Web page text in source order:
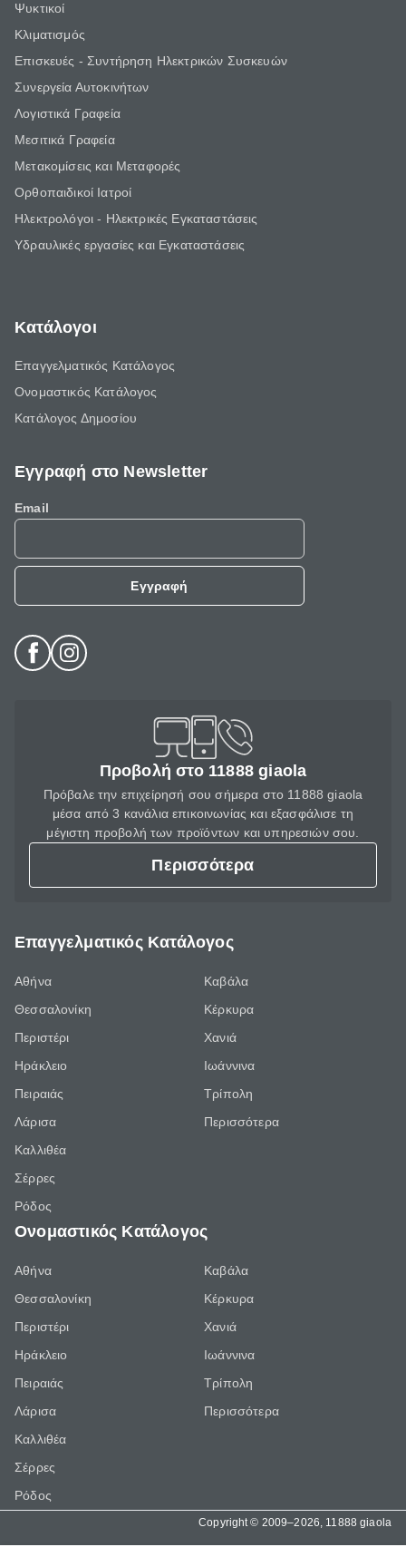
Ψυκτικοί
Κλιματισμός
Επισκευές - Συντήρηση Ηλεκτρικών Συσκευών
Συνεργεία Αυτοκινήτων
Λογιστικά Γραφεία
Μεσιτικά Γραφεία
Μετακομίσεις και Μεταφορές
Ορθοπαιδικοί Ιατροί
Ηλεκτρολόγοι - Ηλεκτρικές Εγκαταστάσεις
Υδραυλικές εργασίες και Εγκαταστάσεις
Κατάλογοι
Επαγγελματικός Κατάλογος
Ονομαστικός Κατάλογος
Κατάλογος Δημοσίου
Εγγραφή στο Newsletter
Email
Εγγραφή
Προβολή στο 11888 giaola
Πρόβαλε την επιχείρησή σου σήμερα στο 11888 giaola
μέσα από 3 κανάλια επικοινωνίας και εξασφάλισε τη
μέγιστη προβολή των προϊόντων και υπηρεσιών σου.
Περισσότερα
Επαγγελματικός Κατάλογος
Αθήνα
Θεσσαλονίκη
Περιστέρι
Ηράκλειο
Πειραιάς
Λάρισα
Καλλιθέα
Σέρρες
Ρόδος
Καβάλα
Κέρκυρα
Χανιά
Ιωάννινα
Τρίπολη
Περισσότερα
Ονομαστικός Κατάλογος
Αθήνα
Θεσσαλονίκη
Περιστέρι
Ηράκλειο
Πειραιάς
Λάρισα
Καλλιθέα
Σέρρες
Ρόδος
Καβάλα
Κέρκυρα
Χανιά
Ιωάννινα
Τρίπολη
Περισσότερα
Copyright © 2009–2026, 11888 giaola